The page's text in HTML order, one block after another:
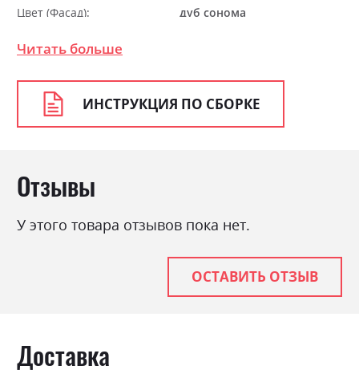
Цвет (Фасад):
дуб сонома
Стиль
Материал
Читать больше
ИНСТРУКЦИЯ ПО СБОРКЕ
Отзывы
У этого товара отзывов пока нет.
ОСТАВИТЬ ОТЗЫВ
Доставка